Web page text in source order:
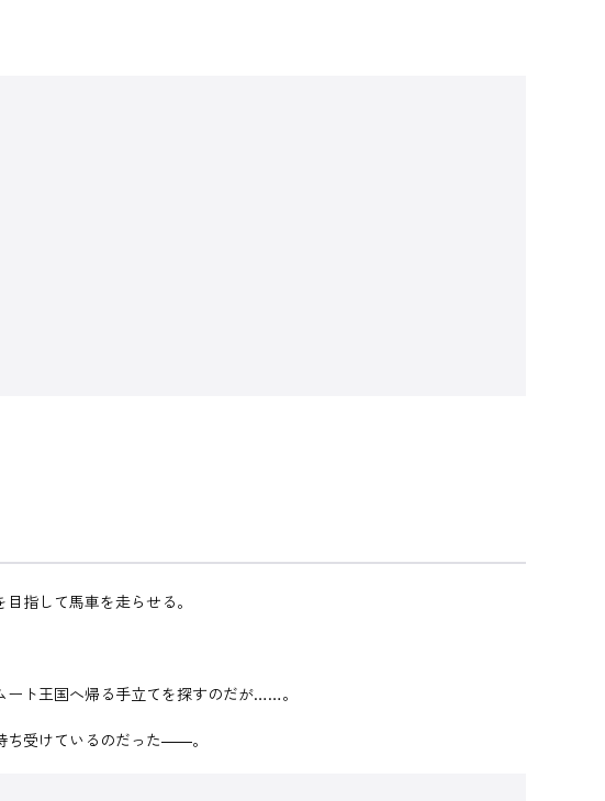
指して馬車を走らせる。
ト王国へ帰る手立てを探すのだが……。
ち受けているのだった――。